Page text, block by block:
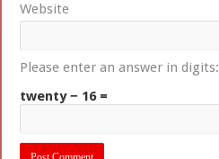
Website
Please enter an answer in digits:
twenty − 16 =